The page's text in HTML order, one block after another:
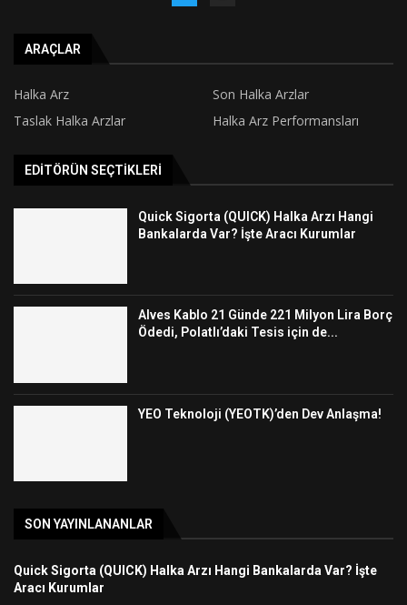
ARAÇLAR
Halka Arz
Son Halka Arzlar
Taslak Halka Arzlar
Halka Arz Performansları
EDITÖRÜN SEÇTIKLERI
Quick Sigorta (QUICK) Halka Arzı Hangi
Bankalarda Var? İşte Aracı Kurumlar
Alves Kablo 21 Günde 221 Milyon Lira Borç
Ödedi, Polatlı’daki Tesis için de...
YEO Teknoloji (YEOTK)’den Dev Anlaşma!
SON YAYINLANANLAR
Quick Sigorta (QUICK) Halka Arzı Hangi Bankalarda Var? İşte
Aracı Kurumlar